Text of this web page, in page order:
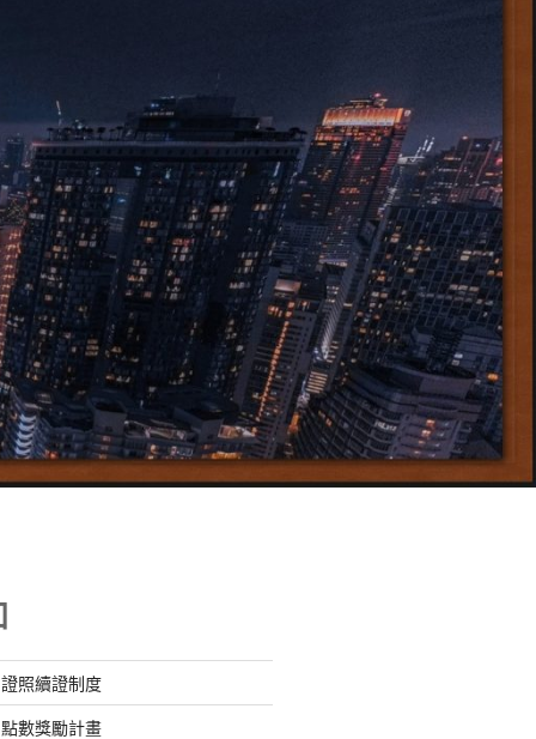
照續證制度
數獎勵計畫